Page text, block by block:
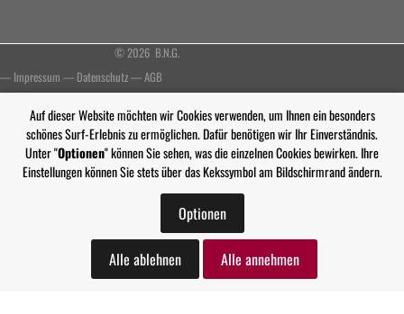
© 2026 B.N.G.
— Impressum — Datenschutz—AGB
Auf dieser Website möchten wir Cookies verwenden, um Ihnen ein besonders
schönes Surf-Erlebnis zu ermöglichen. Dafür benötigen wir Ihr Einverständnis.
Unter "Optionen" können Sie sehen, was die einzelnen Cookies bewirken. Ihre
Einstellungen können Sie stets über das Kekssymbol am Bildschirmrand ändern.
Optionen
Alle ablehnen Alle annehmen